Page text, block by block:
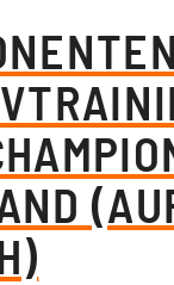
& PCC-Kurse
& PCC-Kurse